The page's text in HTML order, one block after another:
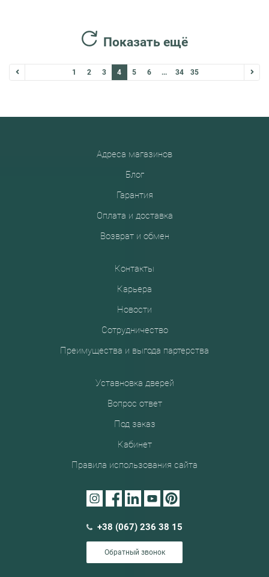
Показать ещё
1 2 3 4 5 6 ... 34 35
Адреса магазинов
Блог
Гарантия
Оплата и доставка
Возврат и обмен
Контакты
Карьера
Новости
Сотрудничество
Преимущества и выгода партерства
Уставновка дверей
Вопрос ответ
Под заказ
Кабинет
Правила использования сайта
+38 (067) 236 38 15
Обратный звонок